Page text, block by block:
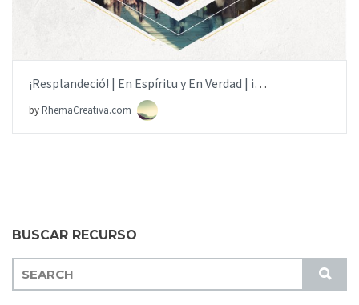
¡Resplandeció! | En Espíritu y En Verdad | iglesia.local
byRhemaCreativa.com
BUSCAR RECURSO
S
U
E